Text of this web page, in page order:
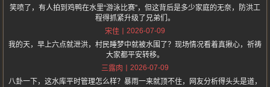
笑喷了，有人拍到鸡鸭在水里“游泳比赛”，但这背后是多少家庭的无奈，防洪工
程得抓紧升级了兄弟们。
宋佳
2026-07-09
我的天，早上六点就泄洪，村民睡梦中就被水围了？现场情况看着真揪心，祈祷
大家都平安转移。
三露肉
2026-07-09
八卦一下，这水库平时管理怎么样？暴雨一来就顶不住，网友分析得头头是道，